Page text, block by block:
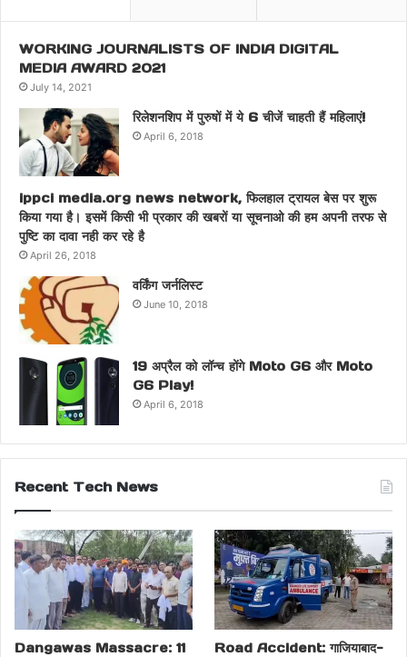
WORKING JOURNALISTS OF INDIA DIGITAL
MEDIA AWARD 2021
July 14, 2021
रिलेशनशिप में पुरुषों में ये 6 चीजें चाहती हैं महिलाएं!
April 6, 2018
ippci media.org news network, फिलहाल ट्रायल बेस पर शुरू
किया गया है। इसमें किसी भी प्रकार की खबरों या सूचनाओ की हम अपनी तरफ से
पुष्टि का दावा नही कर रहे है
April 26, 2018
वर्किंग जर्नलिस्ट
June 10, 2018
19 अप्रैल को लॉन्च होंगे Moto G6 और Moto
G6 Play!
April 6, 2018
Recent Tech News
Dangawas Massacre: 11
Road Accident: गाजियाबाद-